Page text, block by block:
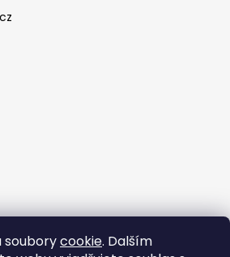
souborycookie. Dalším